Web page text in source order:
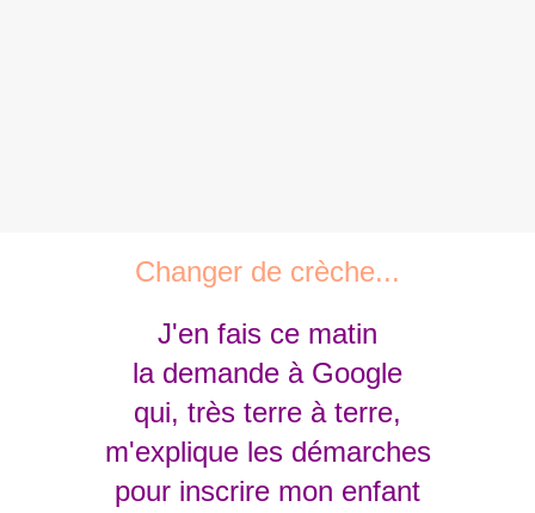
Changer de crèche...
J'en fais ce matin
la demande à Google
qui, très terre à terre,
m'explique les démarches
pour inscrire mon enfant